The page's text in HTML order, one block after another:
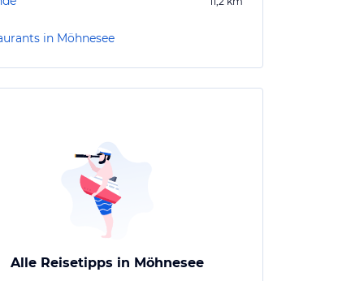
in Möhnesee
Alle Reisetipps in Möhnesee